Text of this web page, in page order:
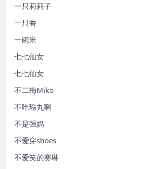
一只莉莉子
一只香
一碗米
七七仙女
七七仙女
不二梅Miko
不吃瑜丸啊
不是强妈
不爱穿shoes
不爱笑的赛琳